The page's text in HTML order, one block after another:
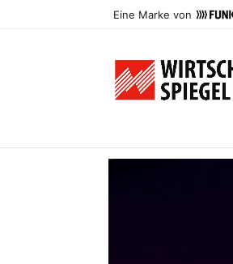
Eine Marke von